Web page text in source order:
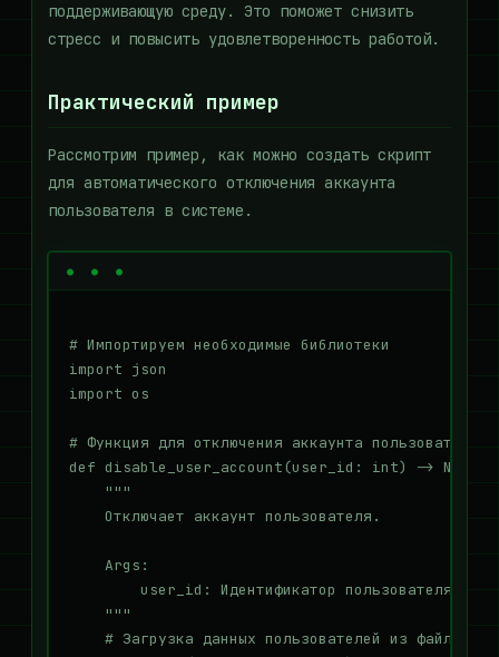
поддерживающую среду. Это поможет снизить
стресс и повысить удовлетворенность работой.
Практический пример
Рассмотрим пример, как можно создать скрипт
для автоматического отключения аккаунта
пользователя в системе.
# Импортируем необходимые библиотеки
import json
import os
# Функция для отключения аккаунта пользователя
def disable_user_account(user_id: int) -> None:
    """
    Отключает аккаунт пользователя.
    Args:
        user_id: Идентификатор пользователя
    """
    # Загрузка данных пользователей из файла